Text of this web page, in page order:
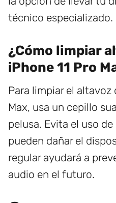
técnico especializado.
¿Cómo limpiar
iPhone 11 Pro
Para limpiar el altavoz
Max, usa un cepillo
pelusa. Evita el uso
pueden dañar el
regular ayudará a
audio en el futuro.